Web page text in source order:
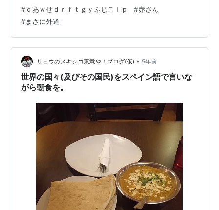
げー前なんだよな・・・ ちなみに、あの赤さんは1999年
生まれらしいので御年23歳。 久々に見たけど、今でも面
白いなｗ
# ｑあｗせｄｒｆｔｇｙふじこｌｐ #赤さん
#まさに外道
リュウのメキシコ素意や！ブログ(仮) • 5年前
世界の国々(及びその国民)をスペイン語で言いな
がら朝食を。